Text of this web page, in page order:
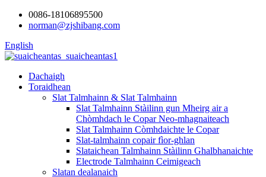
0086-18106895500
norman@zjshibang.com
English
Dachaigh
Toraidhean
Slat Talmhainn & Slat Talmhainn
Slat Talmhainn Stàilinn gun Mheirg air a
Chòmhdach le Copar Neo-mhagnaiteach
Slat Talmhainn Còmhdaichte le Copar
Slat-talmhainn copair fìor-ghlan
Slataichean Talmhainn Stàilinn Ghalbhanaichte
Electrode Talmhainn Ceimigeach
Slatan dealanaich